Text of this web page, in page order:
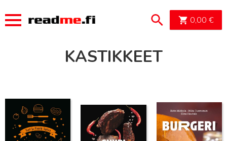
0,00 €
KASTIKKEET
Lue lisää Lue lisää Lue lisää